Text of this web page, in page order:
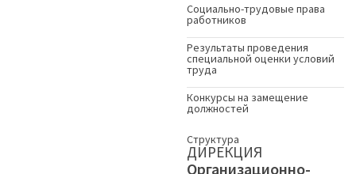
Социально-трудовые права
работников
Результаты проведения
специальной оценки условий
труда
Конкурсы на замещение
должностей
Структура
ДИРЕКЦИЯ
Организационно-